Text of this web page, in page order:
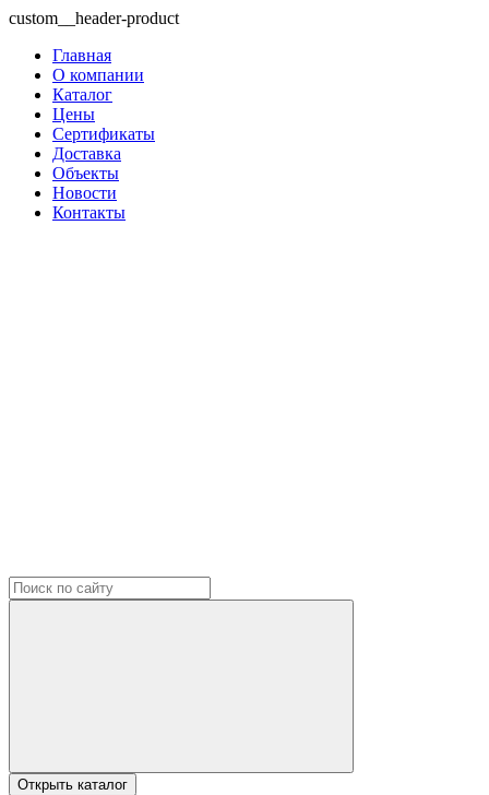
custom__header-product
Главная
О компании
Каталог
Цены
Сертификаты
Доставка
Объекты
Новости
Контакты
Открыть каталог